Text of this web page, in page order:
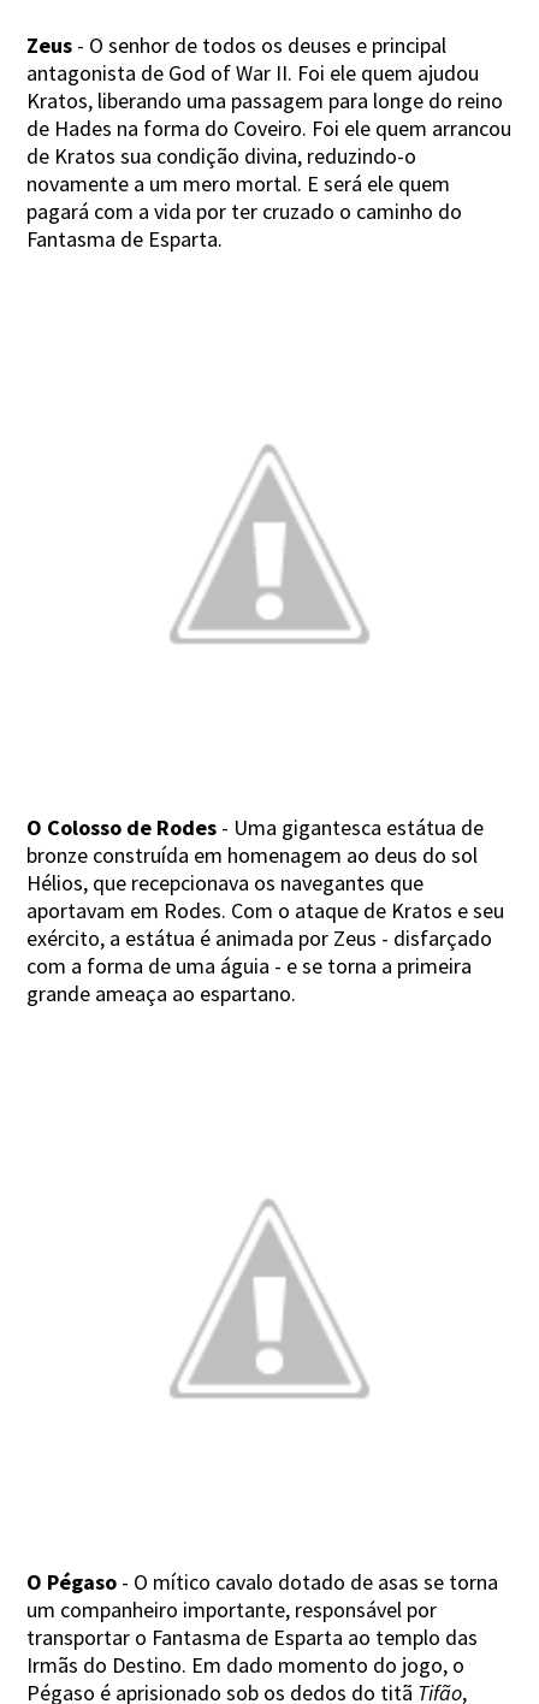
Zeus - O senhor de todos os deuses e principal
antagonista de God of War II. Foi ele quem ajudou
Kratos, liberando uma passagem para longe do reino
de Hades na forma do Coveiro. Foi ele quem arrancou
de Kratos sua condição divina, reduzindo-o
novamente a um mero mortal. E será ele quem
pagará com a vida por ter cruzado o caminho do
Fantasma de Esparta.
O Colosso de Rodes - Uma gigantesca estátua de
bronze construída em homenagem ao deus do sol
Hélios, que recepcionava os navegantes que
aportavam em Rodes. Com o ataque de Kratos e seu
exército, a estátua é animada por Zeus - disfarçado
com a forma de uma águia - e se torna a primeira
grande ameaça ao espartano.
O Pégaso - O mítico cavalo dotado de asas se torna
um companheiro importante, responsável por
transportar o Fantasma de Esparta ao templo das
Irmãs do Destino. Em dado momento do jogo, o
Pégaso é aprisionado sob os dedos do titã Tifão,